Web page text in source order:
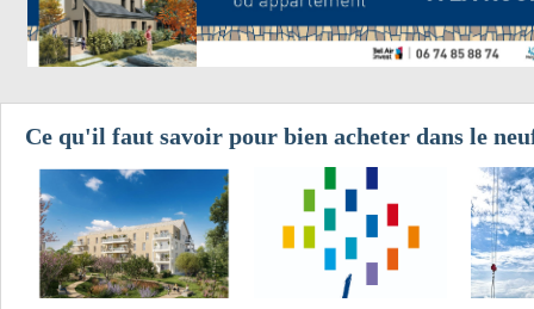
Ce qu'il faut savoir pour bien acheter dans le